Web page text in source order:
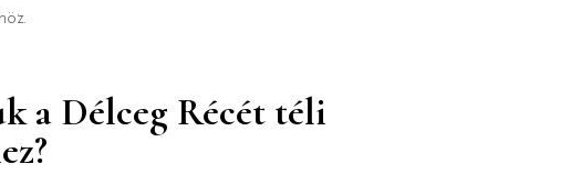
a Délceg Récét téli